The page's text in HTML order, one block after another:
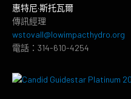
惠特尼·斯托瓦爾
傳訊經理
wstovall@lowimpacthydro.org
電話：314-610-4254